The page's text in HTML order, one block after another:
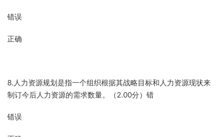
错误
正确
8.人力资源规划是指一个组织根据其战略目标和人力资源现状来
制订今后人力资源的需求数量。（2.00分）错
错误